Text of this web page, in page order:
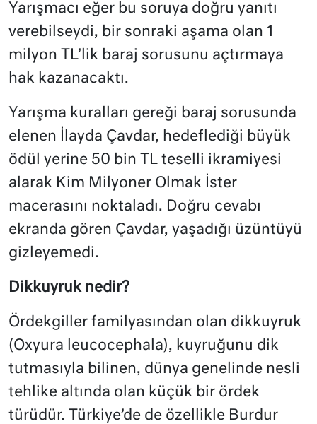
Yarışmacı eğer bu soruya doğru yanıtı
verebilseydi, bir sonraki aşama olan 1
milyon TL’lik baraj sorusunu açtırmaya
hak kazanacaktı.
Yarışma kuralları gereği baraj sorusunda
elenen İlayda Çavdar, hedeflediği büyük
ödül yerine 50 bin TL teselli ikramiyesi
alarak Kim Milyoner Olmak İster
macerasını noktaladı. Doğru cevabı
ekranda gören Çavdar, yaşadığı üzüntüyü
gizleyemedi.
Dikkuyruk nedir?
Ördekgiller familyasından olan dikkuyruk
(Oxyura leucocephala), kuyruğunu dik
tutmasıyla bilinen, dünya genelinde nesli
tehlike altında olan küçük bir ördek
türüdür. Türkiye’de de özellikle Burdur